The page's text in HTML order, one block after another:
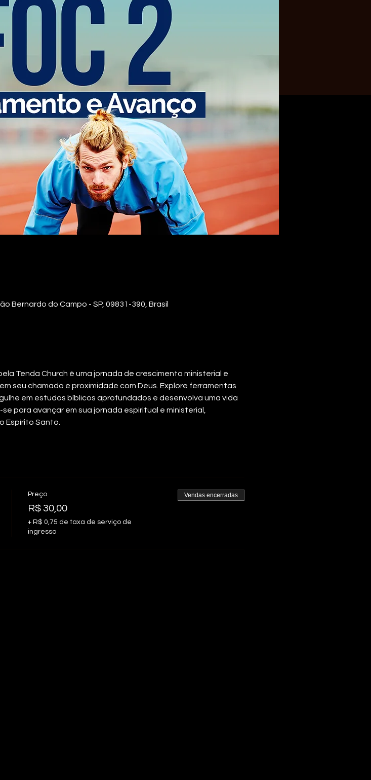
Bernardo do Campo - SP, 09831-390, Brasil
Tenda Church é uma jornada de crescimento ministerial e
seu chamado e proximidade com Deus. Explore ferramentas
em estudos bíblicos aprofundados e desenvolva uma vida
para avançar em sua jornada espiritual e ministerial,
Espírito Santo.
Preço
R$ 30,00
+ R$ 0,75 de taxa de serviço de
ingresso
Vendas encerradas